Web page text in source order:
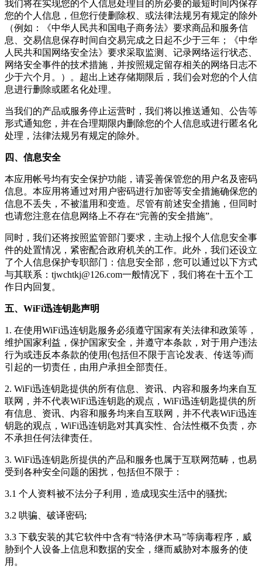
我们将在实现您的个人信息处理目的所必要的最短时间内保存
您的个人信息，但您行使删除权、或法律法规另有规定的除外
（例如：《中华人民共和国电子商务法》要求商品和服务信
息、交易信息保存时间自交易完成之日起不少于三年；《中华
人民共和国网络安全法》要求采取监测、记录网络运行状态、
网络安全事件的技术措施，并按照规定留存相关的网络日志不
少于六个月。）。超出上述存储期限后，我们会对您的个人信
息进行删除或匿名化处理。
当我们的产品或服务停止运营时，我们将以推送通知、公告等
形式通知您，并在合理期限内删除您的个人信息或进行匿名化
处理，法律法规另有规定的除外。
四、信息安全
本应用帐号均有安全保护功能，请妥善保管您的用户名及密码
信息。本应用将通过对用户密码进行加密等安全措施确保您的
信息不丢失，不被滥用和变造。尽管有前述安全措施，但同时
也请您注意在信息网络上不存在“完善的安全措施”。
同时，我们还将按照监管部门要求，主动上报个人信息安全事
件的处置情况，紧密配合政府机关的工作。此外，我们还设立
了个人信息保护专职部门：信息安全部，您可以通过以下方式
与其联系： tjwchtkj@126.com一般情况下，我们将在十五个工
作日内回复。
五、WiFi迅连钥匙声明
1. 在使用WiFi迅连钥匙服务必须遵守国家有关法律和政策等，
维护国家利益，保护国家安全，并遵守本条款，对于用户违法
行为或违反本条款的使用(包括但不限于言论发表、传送等)而
引起的一切责任，由用户承担全部责任。
2. WiFi迅连钥匙提供的所有信息、资讯、内容和服务均来自互
联网，并不代表WiFi迅连钥匙的观点， WiFi迅连钥匙提供的所
有信息、资讯、内容和服务均来自互联网，并不代表WiFi迅连
钥匙的观点， WiFi迅连钥匙对其真实性、合法性概不负责，亦
不承担任何法律责任。
3. WiFi迅连钥匙所提供的产品和服务也属于互联网范畴，也易
受到各种安全问题的困扰，包括但不限于：
3.1 个人资料被不法分子利用，造成现实生活中的骚扰;
3.2 哄骗、破译密码;
3.3 下载安装的其它软件中含有“特洛伊木马”等病毒程序，威
胁到个人设备上信息和数据的安全，继而威胁对本服务的使
用。